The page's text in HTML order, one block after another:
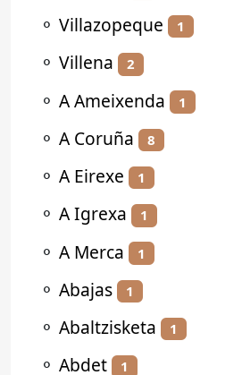
⚬ Villazopeque 1
⚬ Villena 2
⚬ A Ameixenda 1
⚬ A Coruña 8
⚬ A Eirexe 1
⚬ A Igrexa 1
⚬ A Merca 1
⚬ Abajas 1
⚬ Abaltzisketa 1
⚬ Abdet 1